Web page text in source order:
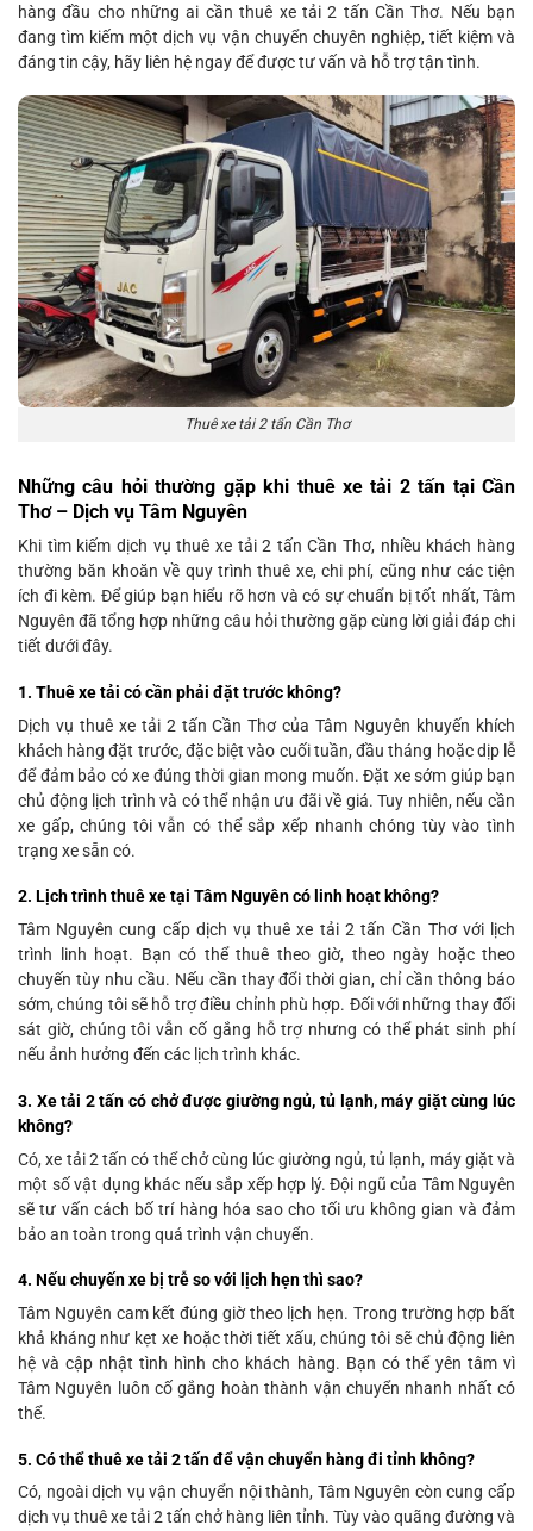
hàng đầu cho những ai cần thuê xe tải 2 tấn Cần Thơ. Nếu bạn
đang tìm kiếm một dịch vụ vận chuyển chuyên nghiệp, tiết kiệm và
đáng tin cậy, hãy liên hệ ngay để được tư vấn và hỗ trợ tận tình.
Thuê xe tải 2 tấn Cần Thơ
Những câu hỏi thường gặp khi thuê xe tải 2 tấn tại Cần
Thơ – Dịch vụ Tâm Nguyên
Khi tìm kiếm dịch vụ thuê xe tải 2 tấn Cần Thơ, nhiều khách hàng
thường băn khoăn về quy trình thuê xe, chi phí, cũng như các tiện
ích đi kèm. Để giúp bạn hiểu rõ hơn và có sự chuẩn bị tốt nhất, Tâm
Nguyên đã tổng hợp những câu hỏi thường gặp cùng lời giải đáp chi
tiết dưới đây.
1. Thuê xe tải có cần phải đặt trước không?
Dịch vụ thuê xe tải 2 tấn Cần Thơ của Tâm Nguyên khuyến khích
khách hàng đặt trước, đặc biệt vào cuối tuần, đầu tháng hoặc dịp lễ
để đảm bảo có xe đúng thời gian mong muốn. Đặt xe sớm giúp bạn
chủ động lịch trình và có thể nhận ưu đãi về giá. Tuy nhiên, nếu cần
xe gấp, chúng tôi vẫn có thể sắp xếp nhanh chóng tùy vào tình
trạng xe sẵn có.
2. Lịch trình thuê xe tại Tâm Nguyên có linh hoạt không?
Tâm Nguyên cung cấp dịch vụ thuê xe tải 2 tấn Cần Thơ với lịch
trình linh hoạt. Bạn có thể thuê theo giờ, theo ngày hoặc theo
chuyến tùy nhu cầu. Nếu cần thay đổi thời gian, chỉ cần thông báo
sớm, chúng tôi sẽ hỗ trợ điều chỉnh phù hợp. Đối với những thay đổi
sát giờ, chúng tôi vẫn cố gắng hỗ trợ nhưng có thể phát sinh phí
nếu ảnh hưởng đến các lịch trình khác.
3. Xe tải 2 tấn có chở được giường ngủ, tủ lạnh, máy giặt cùng lúc
không?
Có, xe tải 2 tấn có thể chở cùng lúc giường ngủ, tủ lạnh, máy giặt và
một số vật dụng khác nếu sắp xếp hợp lý. Đội ngũ của Tâm Nguyên
sẽ tư vấn cách bố trí hàng hóa sao cho tối ưu không gian và đảm
bảo an toàn trong quá trình vận chuyển.
4. Nếu chuyến xe bị trễ so với lịch hẹn thì sao?
Tâm Nguyên cam kết đúng giờ theo lịch hẹn. Trong trường hợp bất
khả kháng như kẹt xe hoặc thời tiết xấu, chúng tôi sẽ chủ động liên
hệ và cập nhật tình hình cho khách hàng. Bạn có thể yên tâm vì
Tâm Nguyên luôn cố gắng hoàn thành vận chuyển nhanh nhất có
thể.
5. Có thể thuê xe tải 2 tấn để vận chuyển hàng đi tỉnh không?
Có, ngoài dịch vụ vận chuyển nội thành, Tâm Nguyên còn cung cấp
dịch vụ thuê xe tải 2 tấn chở hàng liên tỉnh. Tùy vào quãng đường và